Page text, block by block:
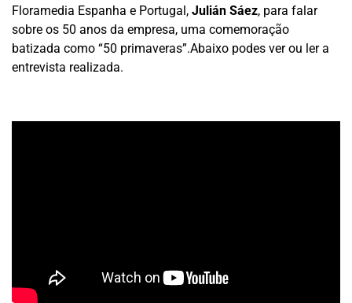
Floramedia Espanha e Portugal, Julián Sáez, para falar
sobre os 50 anos da empresa, uma comemoração
batizada como “50 primaveras”.Abaixo podes ver ou ler a
entrevista realizada.